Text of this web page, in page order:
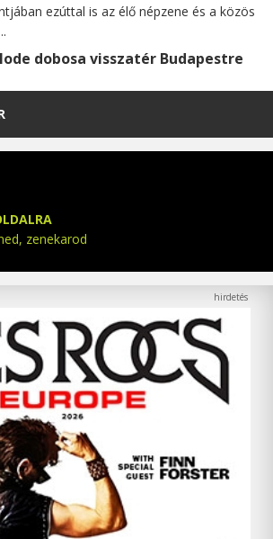
ezúttal is az élő népzene és a közös
dobosa visszatér Budapestre
zenekarod